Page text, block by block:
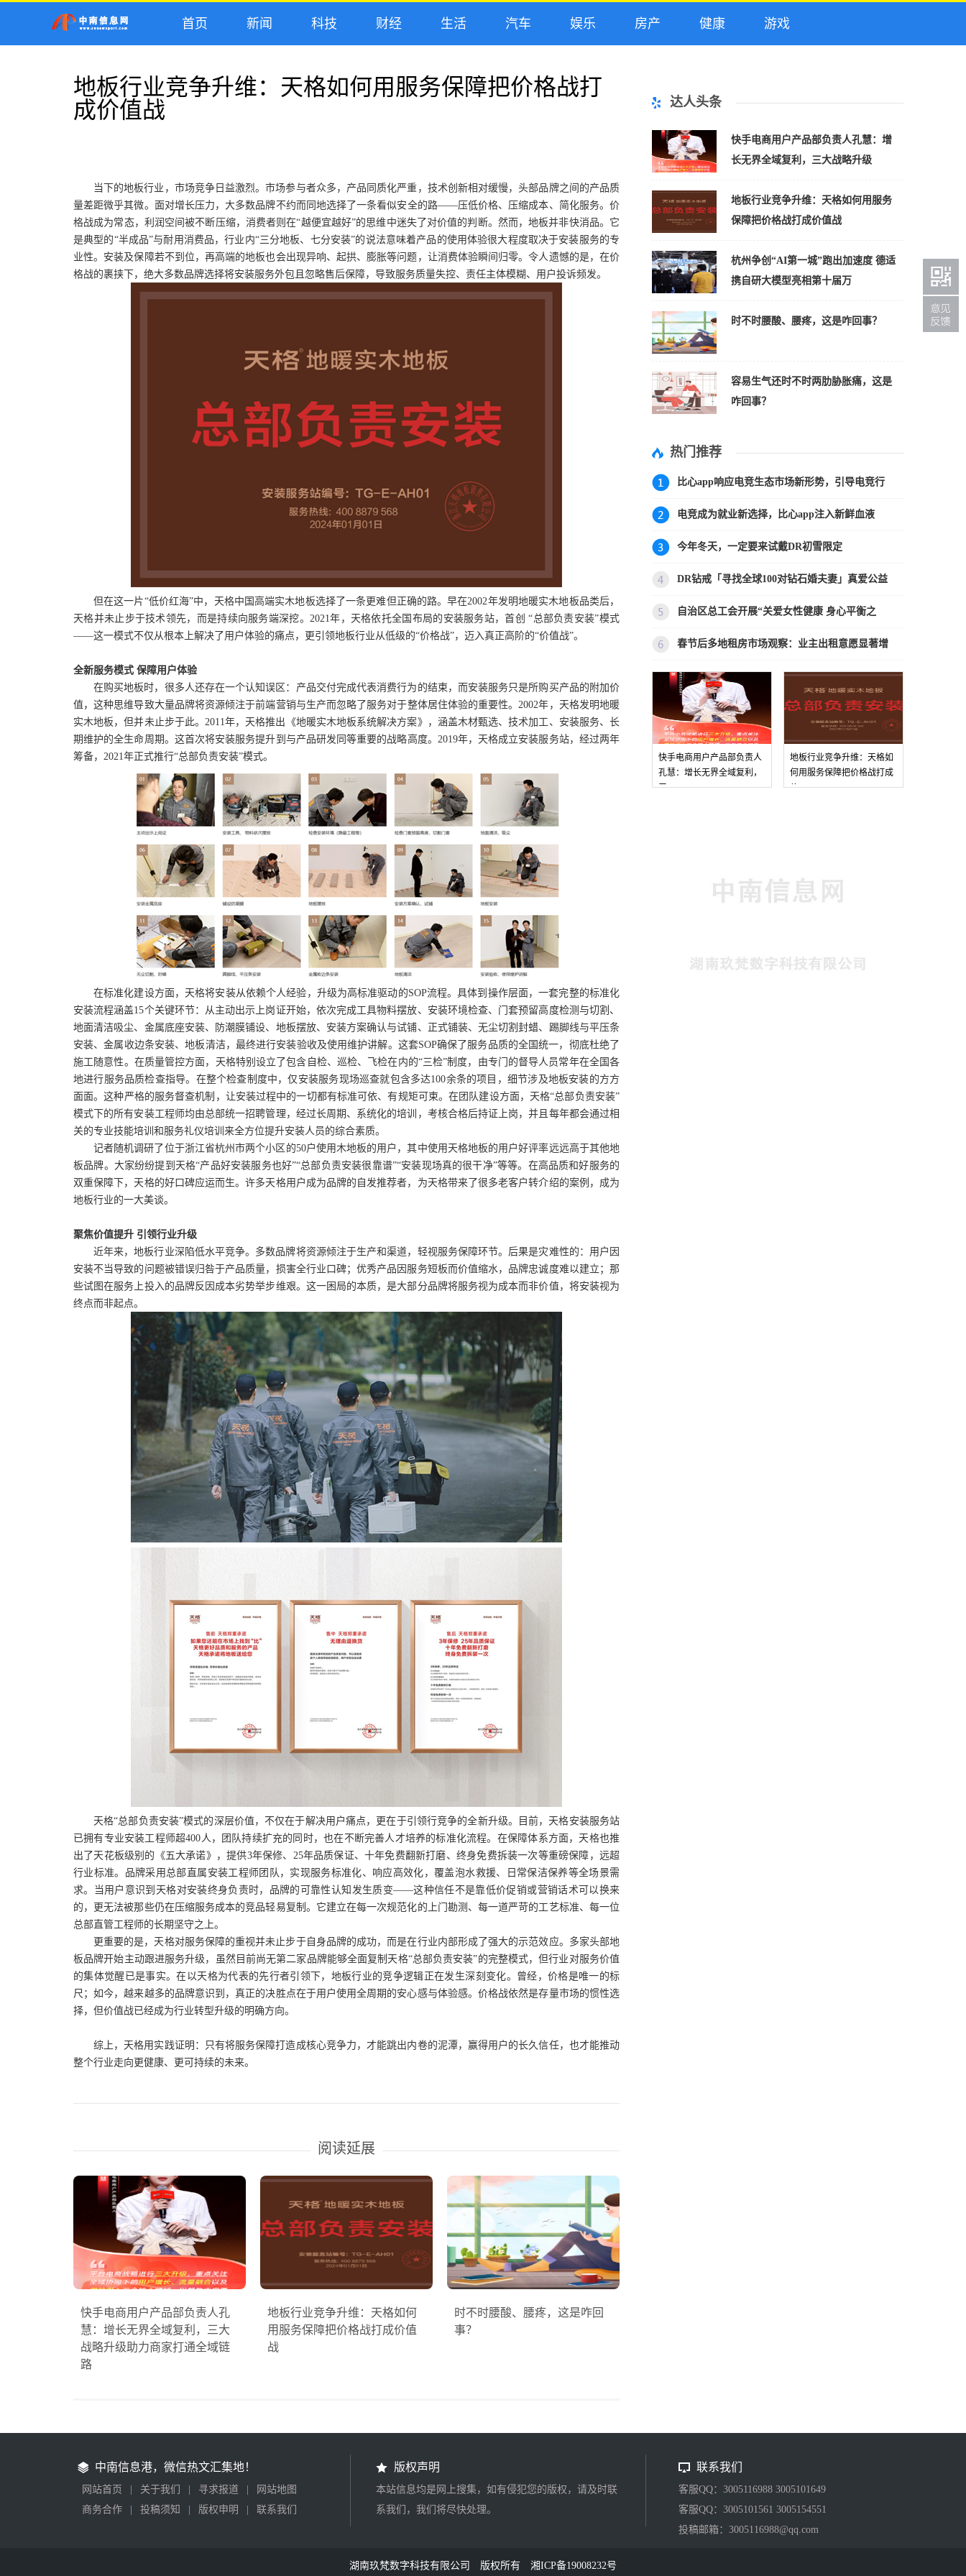
首页 新闻 科技 财经 生活 汽车 娱乐 房产 健康 游戏
地板行业竞争升维：天格如何用服务保障把价格战打
成价值战
当下的地板行业，市场竞争日益激烈。市场参与者众多，产品同质化严重，技术创新相对缓慢，头部品牌之间的产品质
量差距微乎其微。面对增长压力，大多数品牌不约而同地选择了一条看似安全的路——压低价格、压缩成本、简化服务。价
格战成为常态，利润空间被不断压缩，消费者则在“越便宜越好”的思维中迷失了对价值的判断。然而，地板并非快消品。它
是典型的“半成品”与耐用消费品，行业内“三分地板、七分安装”的说法意味着产品的使用体验很大程度取决于安装服务的专
业性。安装及保障若不到位，再高端的地板也会出现异响、起拱、膨胀等问题，让消费体验瞬间归零。令人遗憾的是，在价
格战的裹挟下，绝大多数品牌选择将安装服务外包且忽略售后保障，导致服务质量失控、责任主体模糊、用户投诉频发。
但在这一片“低价红海”中，天格中国高端实木地板选择了一条更难但正确的路。早在2002年发明地暖实木地板品类后，
天格并未止步于技术领先，而是持续向服务端深挖。2021年，天格依托全国布局的安装服务站，首创 “总部负责安装”模式
——这一模式不仅从根本上解决了用户体验的痛点，更引领地板行业从低级的“价格战”，迈入真正高阶的“价值战”。
全新服务模式 保障用户体验
在购买地板时，很多人还存在一个认知误区：产品交付完成代表消费行为的结束，而安装服务只是所购买产品的附加价
值，这种思维导致大量品牌将资源倾注于前端营销与生产而忽略了服务对于整体居住体验的重要性。2002年，天格发明地暖
实木地板，但并未止步于此。2011年，天格推出《地暖实木地板系统解决方案》，涵盖木材甄选、技术加工、安装服务、长
期维护的全生命周期。这首次将安装服务提升到与产品研发同等重要的战略高度。 2019年，天格成立安装服务站，经过两年
筹备，2021年正式推行“总部负责安装”模式。
在标准化建设方面，天格将安装从依赖个人经验， 升级为高标准驱动的SOP流程。具体到操作层面，一套完整的标准化
安装流程涵盖15个关键环节：从主动出示上岗证开始，依次完成工具物料摆放、安装环境检查、门套预留高度检测与切割、
地面清洁吸尘、金属底座安装、防潮膜铺设、地板摆放、安装方案确认与试铺、正式铺装、无尘切割封蜡、踢脚线与平压条
安装、金属收边条安装、地板清洁，最终进行安装验收及使用维护讲解。这套SOP确保了服务品质的全国统一，彻底杜绝了
施工随意性。 在质量管控方面，天格特别设立了包含自检、巡检、飞检在内的“三检”制度，由专门的督导人员常年在全国各
地进行服务品质检查指导。在整个检查制度中，仅安装服务现场巡查就包含多达100余条的项目，细节涉及地板安装的方方
面面。这种严格的服务督查机制，让安装过程中的一切都有标准可依、有规矩可束。在团队建设方面，天格“总部负责安装”
模式下的所有安装工程师均由总部统一招聘管理，经过长周期、系统化的培训，考核合格后持证上岗，并且每年都会通过相
关的专业技能培训和服务礼仪培训来全方位提升安装人员的综合素质。
记者随机调研了位于浙江省杭州市两个小区的50户使用木地板的用户，其中使用天格地板的用户好评率远远高于其他地
板品牌。大家纷纷提到天格“产品好安装服务也好”“总部负责安装很靠谱”“安装现场真的很干净”等等。在高品质和好服务的
双重保障下，天格的好口碑应运而生。许多天格用户成为品牌的自发推荐者，为天格带来了很多老客户转介绍的案例，成为
地板行业的一大美谈。
聚焦价值提升 引领行业升级
近年来，地板行业深陷低水平竞争。多数品牌将资源倾注于生产和渠道，轻视服务保障环节。后果是灾难性的：用户因
安装不当导致的问题被错误归咎于产品质量，损害全行业口碑；优秀产品因服务短板而价值缩水，品牌忠诚度难以建立；那
些试图在服务上投入的品牌反因成本劣势举步维艰。这一困局的本质，是大部分品牌将服务视为成本而非价值，将安装视为
终点而非起点。
天格“总部负责安装”模式的深层价值，不仅在于解决用户痛点，更在于引领行竞争的全新升级。目前，天格安装服务站
已拥有专业安装工程师超400人，团队持续扩充的同时，也在不断完善人才培养的标准化流程。在保障体系方面，天格也推
出了天花板级别的《五大承诺》，提供3年保修、25年品质保证、十年免费翻新打磨、终身免费拆装一次等重磅保障，远超
行业标准。品牌采用总部直属安装工程师团队，实现服务标准化、响应高效化，覆盖泡水救援、日常保洁保养等全场景需
求。当用户意识到天格对安装终身负责时，品牌的可靠性认知发生质变——这种信任不是靠低价促销或营销话术可以换来
的，更无法被那些仍在压缩服务成本的竞品轻易复制。它建立在每一次规范化的上门勘测、每一道严苛的工艺标准、每一位
总部直管工程师的长期坚守之上。
更重要的是，天格对服务保障的重视并未止步于自身品牌的成功，而是在行业内部形成了强大的示范效应。多家头部地
板品牌开始主动跟进服务升级，虽然目前尚无第二家品牌能够全面复制天格“总部负责安装”的完整模式，但行业对服务价值
的集体觉醒已是事实。在以天格为代表的先行者引领下，地板行业的竞争逻辑正在发生深刻变化。曾经，价格是唯一的标
尺；如今，越来越多的品牌意识到，真正的决胜点在于用户使用全周期的安心感与体验感。价格战依然是存量市场的惯性选
择，但价值战已经成为行业转型升级的明确方向。
综上，天格用实践证明：只有将服务保障打造成核心竞争力，才能跳出内卷的泥潭，赢得用户的长久信任，也才能推动
整个行业走向更健康、更可持续的未来。
阅读延展
快手电商用户产品部负责人孔
慧：增长无界全域复利，三大
战略升级助力商家打通全域链
路
地板行业竞争升维：天格如何
用服务保障把价格战打成价值
战
时不时腰酸、腰疼，这是咋回
事？
达人头条
快手电商用户产品部负责人孔慧：增
长无界全域复利，三大战略升级
地板行业竞争升维：天格如何用服务
保障把价格战打成价值战
杭州争创“AI第一城”跑出加速度 德适
携自研大模型亮相第十届万
时不时腰酸、腰疼，这是咋回事？
容易生气还时不时两肋胁胀痛，这是
咋回事？
热门推荐
比心app响应电竞生态市场新形势，引导电竞行
电竞成为就业新选择，比心app注入新鲜血液
今年冬天，一定要来试戴DR初雪限定
DR钻戒「寻找全球100对钻石婚夫妻」真爱公益
自治区总工会开展“关爱女性健康 身心平衡之
春节后多地租房市场观察：业主出租意愿显著增
快手电商用户产品部负责人
孔慧：增长无界全域复利，
三
地板行业竞争升维：天格如
何用服务保障把价格战打成
价
中南信息港，微信热文汇集地！
网站首页 关于我们 寻求报道
网站地图
商务合作
投稿须知 版权申明 联系我们
版权声明
本站信息均是网上搜集，如有侵犯您的版权，请及时联
系我们，我们将尽快处理。
联系我们
客服QQ：3005116988 3005101649
客服QQ：3005101561 3005154551
投稿邮箱：3005116988@qq.com
湖南玖梵数字科技有限公司 版权所有 湘ICP备19008232号